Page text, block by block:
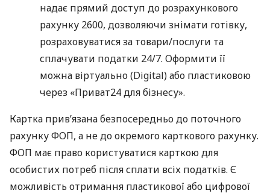
надає прямий доступ до розрахункового
рахунку 2600, дозволяючи знімати готівку,
розраховуватися за товари/послуги та
сплачувати податки 24/7. Оформити її
можна віртуально (Digital) або пластиковою
через «Приват24 для бізнесу».
Картка прив’язана безпосередньо до поточного
рахунку ФОП, а не до окремого карткового рахунку.
ФОП має право користуватися карткою для
особистих потреб після сплати всіх податків. Є
можливість отримання пластикової або цифрової